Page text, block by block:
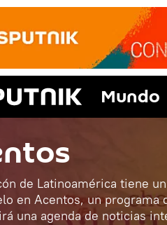
Mundo
de Latinoamérica tiene
en Acentos, un
una agenda de noticias